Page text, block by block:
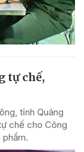
tự chế,
tỉnh Quảng
chế cho Công
phẩm.